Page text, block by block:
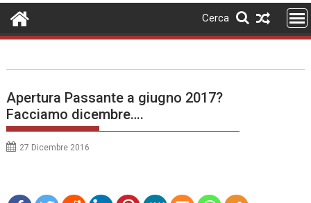
Cerca
Apertura Passante a giugno 2017?
Facciamo dicembre….
27 Dicembre 2016